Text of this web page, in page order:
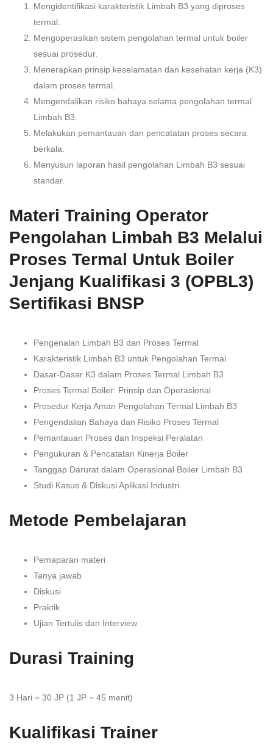
Mengidentifikasi karakteristik Limbah B3 yang diproses
termal.
Mengoperasikan sistem pengolahan termal untuk boiler
sesuai prosedur.
Menerapkan prinsip keselamatan dan kesehatan kerja (K3)
dalam proses termal.
Mengendalikan risiko bahaya selama pengolahan termal
Limbah B3.
Melakukan pemantauan dan pencatatan proses secara
berkala.
Menyusun laporan hasil pengolahan Limbah B3 sesuai
standar.
Materi Training Operator
Pengolahan Limbah B3 Melalui
Proses Termal Untuk Boiler
Jenjang Kualifikasi 3 (OPBL3)
Sertifikasi BNSP
Pengenalan Limbah B3 dan Proses Termal
Karakteristik Limbah B3 untuk Pengolahan Termal
Dasar-Dasar K3 dalam Proses Termal Limbah B3
Proses Termal Boiler: Prinsip dan Operasional
Prosedur Kerja Aman Pengolahan Termal Limbah B3
Pengendalian Bahaya dan Risiko Proses Termal
Pemantauan Proses dan Inspeksi Peralatan
Pengukuran & Pencatatan Kinerja Boiler
Tanggap Darurat dalam Operasional Boiler Limbah B3
Studi Kasus & Diskusi Aplikasi Industri
Metode Pembelajaran
Pemaparan materi
Tanya jawab
Diskusi
Praktik
Ujian Tertulis dan Interview
Durasi Training
3 Hari = 30 JP (1 JP = 45 menit)
Kualifikasi Trainer